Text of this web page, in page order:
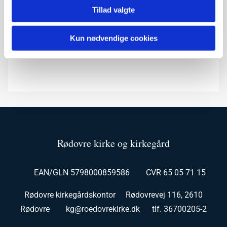
Tillad valgte
Kun nødvendige cookies
Rødovre kirke og kirkegård
EAN/GLN 5798000859586 CVR 65 05 71 15
Rødovre kirkegårdskontor Rødovrevej 116, 2610
Rødovre kg@roedovrekirke.dk tlf. 36700205-2